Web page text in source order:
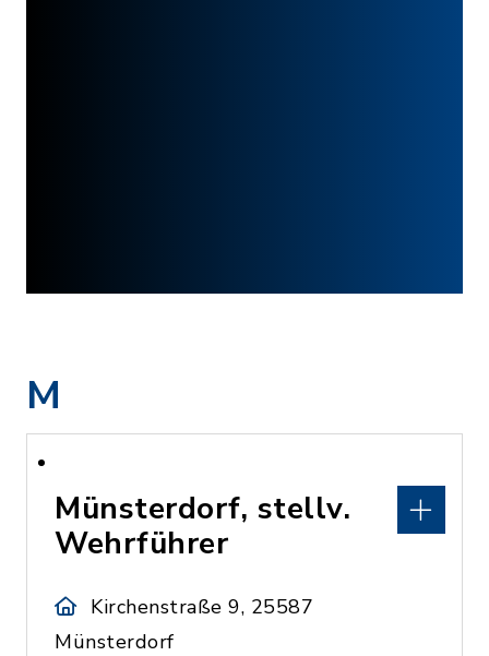
M
Münsterdorf, stellv.
Wehrführer
Kirchenstraße 9, 25587
Münsterdorf